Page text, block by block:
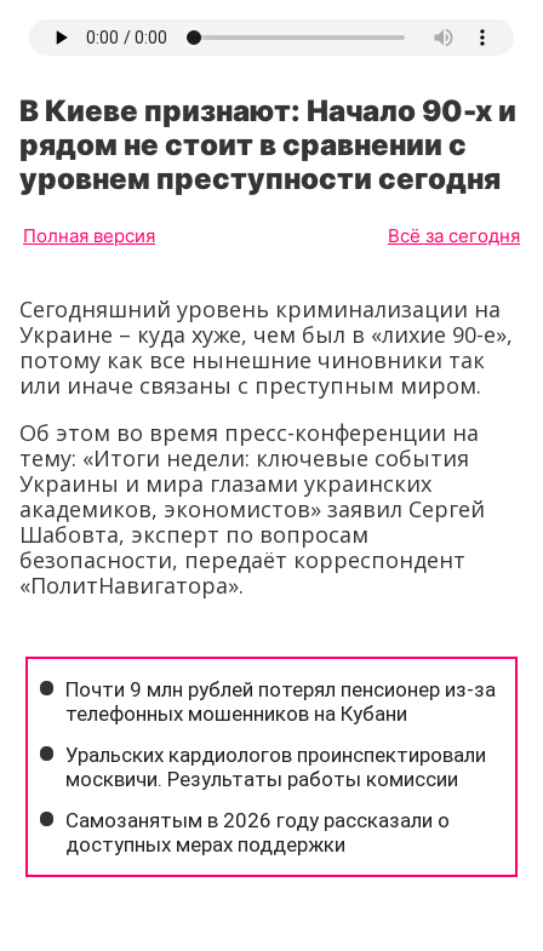
В Киеве признают: Начало 90-х и
рядом не стоит в сравнении с
уровнем преступности сегодня
Полная версия Всё за сегодня
Сегодняшний уровень криминализации на
Украине – куда хуже, чем был в «лихие 90-е»,
потому как все нынешние чиновники так
или иначе связаны с преступным миром.
Об этом во время пресс-конференции на
тему: «Итоги недели: ключевые события
Украины и мира глазами украинских
академиков, экономистов» заявил Сергей
Шабовта, эксперт по вопросам
безопасности, передаёт корреспондент
«ПолитНавигатора».